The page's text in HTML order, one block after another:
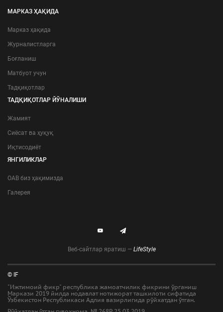
МАРКАЗ ҲАҚИДА
Марказ ҳақида
Журналистларга
Боғланиш
Матбуот учун
Тадқиқотлар
ТАДҚИҚОТЛАР ЙЎНАЛИШИ
Жамият
Сиёсат ва ҳуқуқ
Иқтисодиёт
ЯНГИЛИКЛАР
ОАВ биз ҳақимизда
Галерея
Веб-сайтлар яратиш — LifeStyle
© IF
"Ижтимоий фикр" республика жамоатчилик фикрини ўрганиш
Маркази 2019 йилда нодавлат нотижорат ташкилоти сифатида
Ўзбекистон Республикаси Адлия вазирлигида рўйхатдан ўтган.